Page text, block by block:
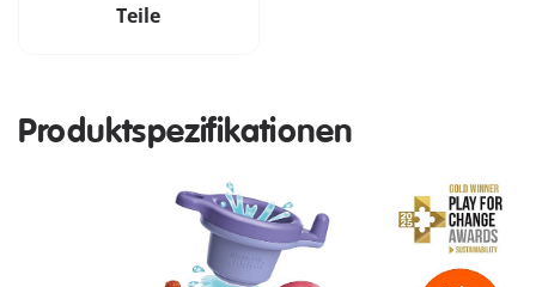
Teile
Produktspezifikationen